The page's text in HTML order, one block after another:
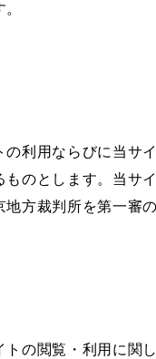
利用ならびに当サ
のとします。当サ
方裁判所を第一審
の閲覧・利用に関